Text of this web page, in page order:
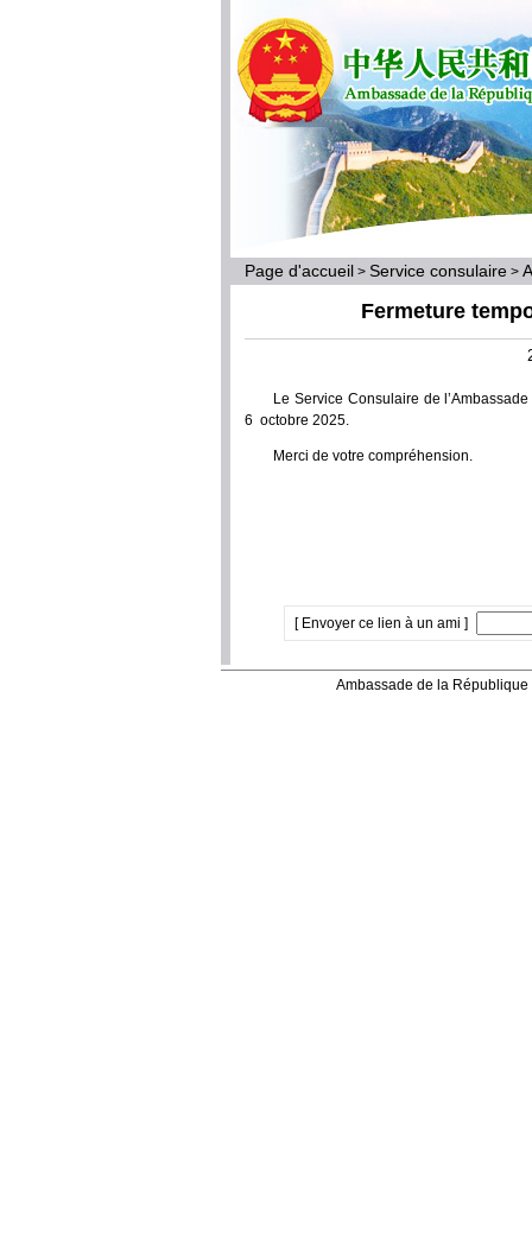
Page d'accueil > Service consulaire >
Fermeture
Le Service Consulaire de
6 octobre 2025.
Merci de votre compréhension.
[ Envoyer ce lien à un ami ]
Ambassade de la